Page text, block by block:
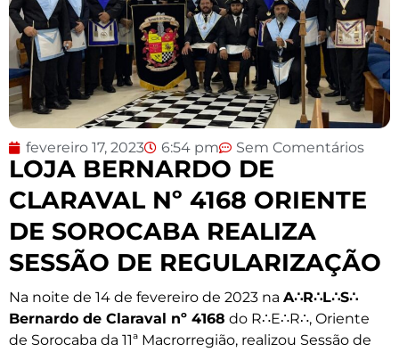
fevereiro 17, 2023 6:54 pm Sem Comentários
LOJA BERNARDO DE
CLARAVAL Nº 4168 ORIENTE
DE SOROCABA REALIZA
SESSÃO DE REGULARIZAÇÃO
Na noite de 14 de fevereiro de 2023 na A∴R∴L∴S∴
Bernardo de Claraval nº 4168 do R∴E∴R∴, Oriente
de Sorocaba da 11ª Macrorregião, realizou Sessão de